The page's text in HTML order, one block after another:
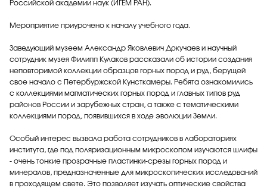
Российской академии наук (ИГЕМ РАН).
Мероприятие приурочено к началу учебного года.
Заведующий музеем Александр Яковлевич Докучаев и научный
сотрудник музея Филипп Кулаков рассказали об истории создания
неповторимой коллекции образцов горных пород и руд, берущей
свое начало с Петербуржской Кунсткамеры. Ребята ознакомились
с коллекциями магматических горных пород и главных типов руд
районов России и зарубежных стран, а также с тематическими
коллекциями пород, появившихся в ходе эволюции Земли.
Особый интерес вызвала работа сотрудников в лабораториях
института, где под поляризационным микроскопом изучаются шлифы
- очень тонкие прозрачные пластинки-срезы горных пород и
минералов, предназначенные для микроскопических исследований
в проходящем свете. Это позволяет изучать оптические свойства